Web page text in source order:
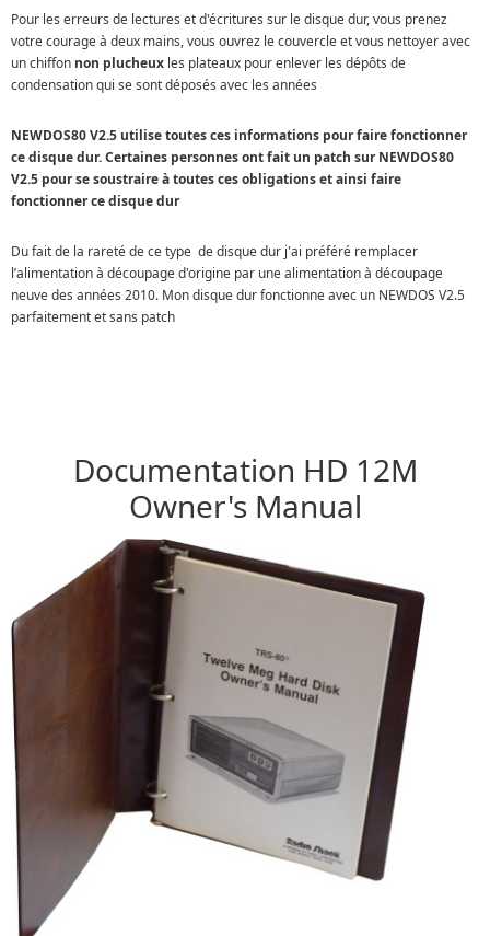
Pour les erreurs de lectures et d'écritures sur le disque dur, vous prenez
votre courage à deux mains, vous ouvrez le couvercle et vous nettoyer avec
un chiffon non plucheux les plateaux pour enlever les dépôts de
condensation qui se sont déposés avec les années
NEWDOS80 V2.5 utilise toutes ces informations pour faire fonctionner
ce disque dur. Certaines personnes ont fait un patch sur NEWDOS80
V2.5 pour se soustraire à toutes ces obligations et ainsi faire
fonctionner ce disque dur
Du fait de la rareté de ce type de disque dur j'ai préféré remplacer
l’alimentation à découpage d'origine par une alimentation à découpage
neuve des années 2010. Mon disque dur fonctionne avec un NEWDOS V2.5
parfaitement et sans patch
Documentation HD 12M
Owner's Manual